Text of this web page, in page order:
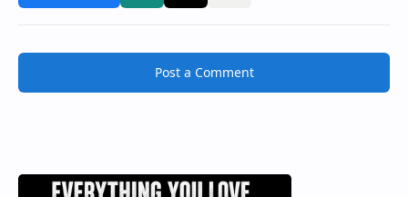
Post a Comment